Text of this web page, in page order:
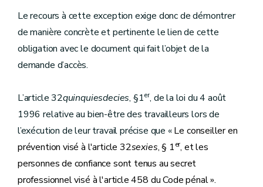
Le recours à cette exception exige donc de démontrer
de manière concrète et pertinente le lien de cette
obligation avec le document qui fait l’objet de la
demande d’accès.
L’article 32quinquiesdecies, §1er, de la loi du 4 août
1996 relative au bien-être des travailleurs lors de
l’exécution de leur travail précise que «Le conseiller en
prévention visé à l'article 32sexies, § 1er, et les
personnes de confiance sont tenus au secret
professionnel visé à l'article 458 du Code pénal ».